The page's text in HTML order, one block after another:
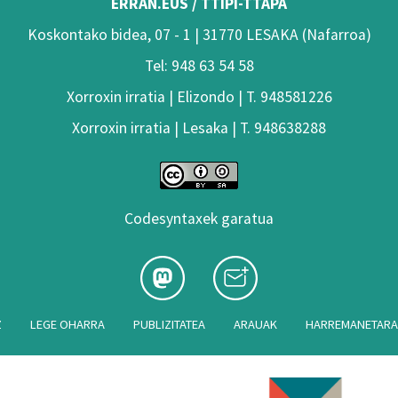
Koskontako bidea, 07 - 1 | 31770 LESAKA (Nafarroa)
Tel: 948 63 54 58
Xorroxin irratia | Elizondo | T. 948581226
Xorroxin irratia | Lesaka | T. 948638288
Codesyntaxek garatua
LEGE OHARRA PUBLIZITATEA ARAUAK